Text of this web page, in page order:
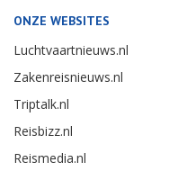
ONZE WEBSITES
Luchtvaartnieuws.nl
Zakenreisnieuws.nl
Triptalk.nl
Reisbizz.nl
Reismedia.nl